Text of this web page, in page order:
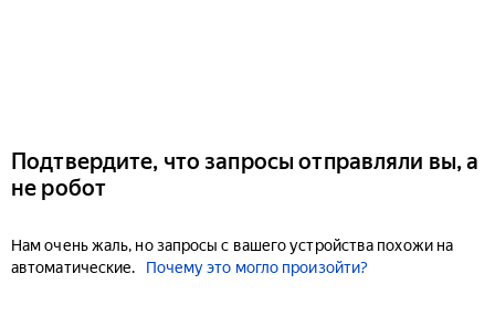
Подтвердите, что запросы отправляли вы, а
не робот
Нам очень жаль, но запросы с вашего устройства похожи на
автоматические.
Почему это могло произойти?